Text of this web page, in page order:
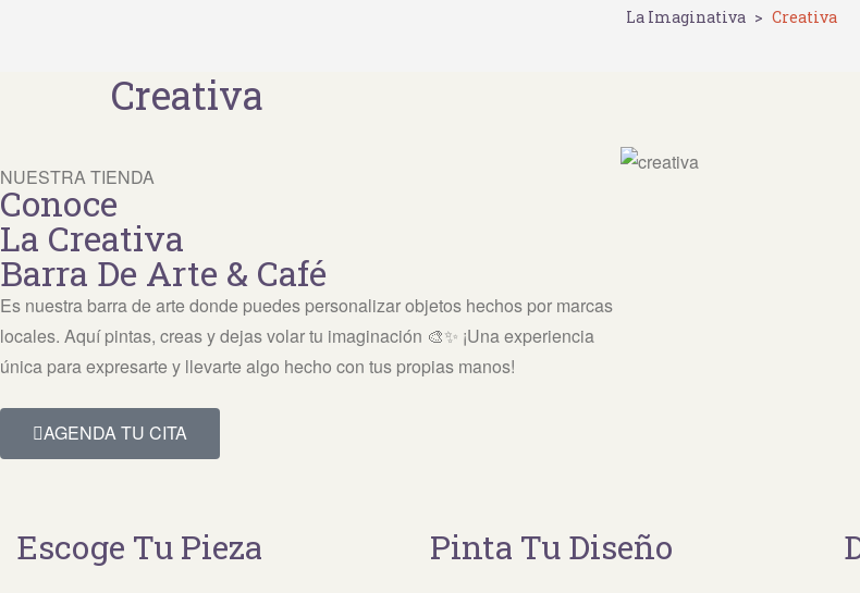
La Imaginativa > Creativa
Creativa
NUESTRA TIENDA
Conoce
La Creativa
Barra De Arte & Café
Es nuestra barra de arte donde puedes personalizar objetos hechos por marcas
locales. Aquí pintas, creas y dejas volar tu imaginación 🎨✨ ¡Una experiencia
única para expresarte y llevarte algo hecho con tus propias manos!
AGENDA TU CITA
Escoge Tu Pieza Pinta Tu Diseño